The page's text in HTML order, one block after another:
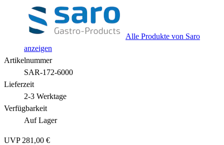
Alle Produkte von Saro
anzeigen
Artikelnummer
SAR-172-6000
Lieferzeit
2-3 Werktage
Verfügbarkeit
Auf Lager
UVP 281,00 €